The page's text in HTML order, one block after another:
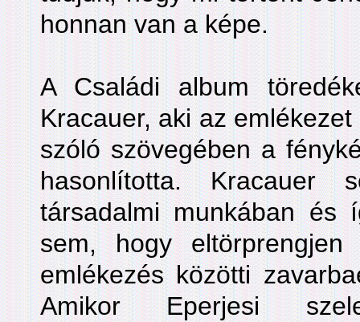
honnan van a képe.
A Családi album
Kracauer, aki az
szóló szövegében a
hasonlította. Kracauer
társadalmi munkában és
sem, hogy
emlékezés közötti
Amikor Eperjesi